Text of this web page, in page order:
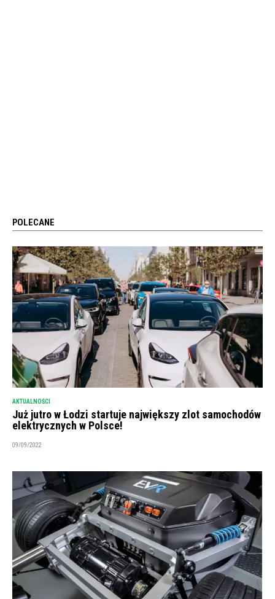
POLECANE
AKTUALNOŚCI
Już jutro w Łodzi startuje największy zlot samochodów
elektrycznych w Polsce!
09/09/2022